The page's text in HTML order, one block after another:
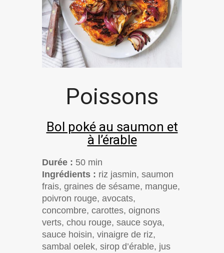
Poissons
Bol poké au saumon et
à l’érable
Durée : 50 min
Ingrédients : riz jasmin, saumon
frais, graines de sésame, mangue,
poivron rouge, avocats,
concombre, carottes, oignons
verts, chou rouge, sauce soya,
sauce hoisin, vinaigre de riz,
sambal oelek, sirop d’érable, jus